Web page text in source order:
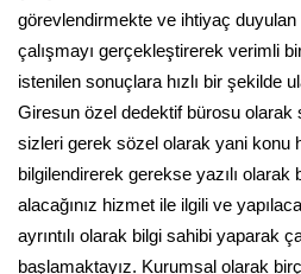
görevlendirmekte ve ihtiyaç
çalışmayı gerçekleştirerek verimli
istenilen sonuçlara hızlı bir şekilde
Giresun özel dedektif bürosu olarak
sizleri gerek sözel olarak yani konu
bilgilendirerek gerekse yazılı
alacağınız hizmet ile ilgili ve
ayrıntılı olarak bilgi sahibi yaparak
başlamaktayız. Kurumsal olarak